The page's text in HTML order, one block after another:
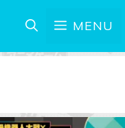
MENU